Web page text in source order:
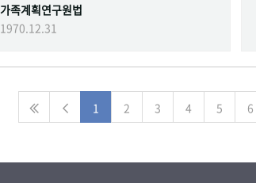
가족계획연구원법
1970.12.31
1 2 3 4 5 6